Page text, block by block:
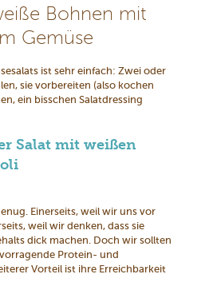
Bohnen mit
Gemüse
ist sehr einfach: Zwei oder
sie vorbereiten (also kochen
ein bisschen Salatdressing
Salat mit weißen
Einerseits, weil wir uns vor
weil wir denken, dass sie
dick machen. Doch wir sollten
Protein- und
Vorteil ist ihre Erreichbarkeit